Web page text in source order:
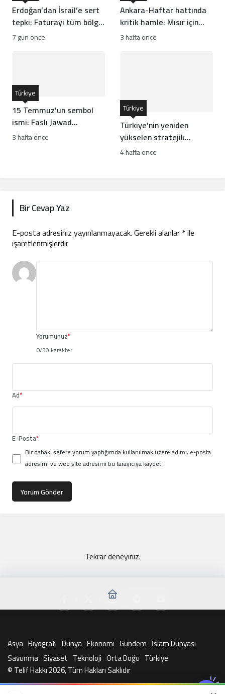
Erdoğan’dan İsrail’e sert
tepki: Faturayı tüm bölge
ödüyor
7 gün önce
Ankara-Haftar hattında
kritik hamle: Mısır için
risk mi?
3 hafta önce
15 Temmuz’un sembol
ismi: Faslı Jawad
Merroun’un hikayesi
Türkiye
3 hafta önce
Türkiye’nin yeniden
yükselen stratejik
hamleleri İsrail’i rahatsız
Türkiye
4 hafta önce
Bir Cevap Yaz
E-posta adresiniz yayınlanmayacak.Gerekli alanlar*ile
işaretlenmişlerdir
Yorumunuz*
0/30 karakter
Ad*
E-Posta*
Bir dahaki sefere yorum yaptığımda kullanılmak üzere adımı, e-posta
adresimi ve web site adresimi bu tarayıcıya kaydet.
Yorum Gönder
Tekrar deneyiniz.
Asya Biyografi Dünya Ekonomi Gündem İslam Dünyası
Savunma Siyaset Teknoloji Orta Doğu Türkiye
© Telif Hakkı 2026, Tüm Hakları Saklıdır